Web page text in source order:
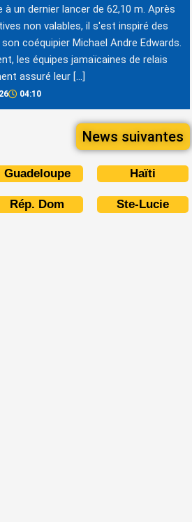
à un dernier lancer de 62,10 m. Après
non valables, il s'est inspiré des
coéquipier Michael Andre Edwards.
les équipes jamaïcaines de relais
assuré leur […]
04:10
News suivantes
Guadeloupe Haïti
Rép. Dom Ste-Lucie